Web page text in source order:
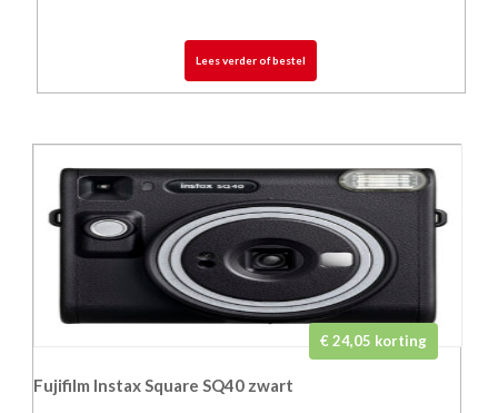
Lees verder of bestel
Fujifilm Instax Square SQ40 zwart
€ 24,05 korting